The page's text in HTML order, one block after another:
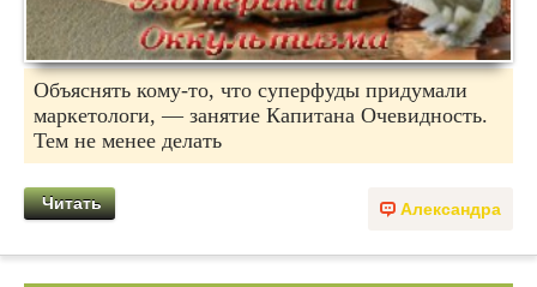
Объяснять кому-то, что суперфуды придумали
маркетологи, — занятие Капитана Очевидность.
Тем не менее делать
Александра
Читать